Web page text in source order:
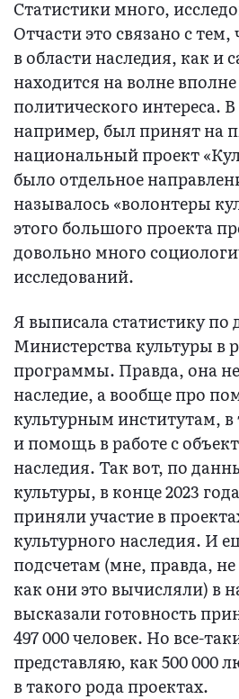
Статистики много,
Отчасти это связано с тем,
в области наследия, как и
находится на волне
политического интереса. В
например, был принят на
национальный проект
было отдельное
называлось «волонтеры
этого большого проекта
довольно много
исследований.
Я выписала статистику
Министерства культуры в
программы. Правда, она
наследие, а вообще про
культурным институтам, в
и помощь в работе с
наследия. Так вот, по
культуры, в конце 2023
приняли участие в
культурного наследия. И
подсчетам (мне, правда,
как они это вычисляли) в
высказали готовность
497 000 человек. Но все-
представляю, как 500 000
в такого рода проектах.